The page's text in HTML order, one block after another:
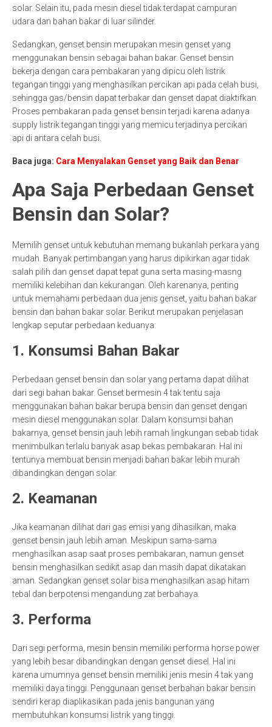
solar. Selain itu, pada mesin diesel tidak terdapat campuran
udara dan bahan bakar di luar silinder.
Sedangkan, genset bensin merupakan mesin genset yang
menggunakan bensin sebagai bahan bakar. Genset bensin
bekerja dengan cara pembakaran yang dipicu oleh listrik
tegangan tinggi yang menghasilkan percikan api pada celah busi,
sehingga gas/bensin dapat terbakar dan genset dapat diaktifkan.
Proses pembakaran pada genset bensin terjadi karena adanya
supply listrik tegangan tinggi yang memicu terjadinya percikan
api di antara celah busi.
Baca juga: Cara Menyalakan Genset yang Baik dan Benar
Apa Saja Perbedaan Genset
Bensin dan Solar?
Memilih genset untuk kebutuhan memang bukanlah perkara yang
mudah. Banyak pertimbangan yang harus dipikirkan agar tidak
salah pilih dan genset dapat tepat guna serta masing-masng
memiliki kelebihan dan kekurangan. Oleh karenanya, penting
untuk memahami perbedaan dua jenis genset, yaitu bahan bakar
bensin dan bahan bakar solar. Berikut merupakan penjelasan
lengkap seputar perbedaan keduanya:
1. Konsumsi Bahan Bakar
Perbedaan genset bensin dan solar yang pertama dapat dilihat
dari segi bahan bakar. Genset bermesin 4 tak tentu saja
menggunakan bahan bakar berupa bensin dan genset dengan
mesin diesel menggunakan solar. Dalam konsumsi bahan
bakarnya, genset bensin jauh lebih ramah lingkungan sebab tidak
menimbulkan terlalu banyak asap bekas pembakaran. Hal ini
tentunya membuat bensin menjadi bahan bakar lebih murah
dibandingkan dengan solar.
2. Keamanan
Jika keamanan dilihat dari gas emisi yang dihasilkan, maka
genset bensin jauh lebih aman. Meskipun sama-sama
menghasilkan asap saat proses pembakaran, namun genset
bensin menghasilkan sedikit asap dan masih dapat dikatakan
aman. Sedangkan genset solar bisa menghasilkan asap hitam
tebal dan berpotensi mengandung zat berbahaya.
3. Performa
Dari segi performa, mesin bensin memiliki performa horse power
yang lebih besar dibandingkan dengan genset diesel. Hal ini
karena umumnya genset bensin memiliki jenis mesin 4 tak yang
memiliki daya tinggi. Penggunaan genset berbahan bakar bensin
sendiri kerap diaplikasikan pada jenis bangunan yang
membutuhkan konsumsi listrik yang tinggi.